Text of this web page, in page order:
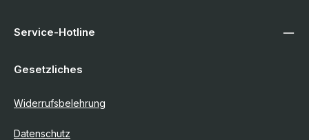
Service-Hotline
Gesetzliches
Widerrufsbelehrung
Datenschutz